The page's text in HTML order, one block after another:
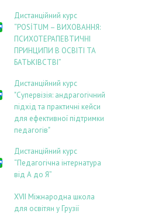
Дистанційний курс
“POSİTUM – ВИХОВАННЯ:
ПСИХОТЕРАПЕВТИЧНІ
ПРИНЦИПИ В ОСВІТІ ТА
БАТЬКІВСТВІ”
Дистанційний курс
"Супервізія: андрагогічний
підхід та практичні кейси
для ефективної підтримки
педагогів"
Дистанційний курс
“Педагогічна інтернатура
від А до Я”
ХVIІ Міжнародна школа
для освітян у Грузії